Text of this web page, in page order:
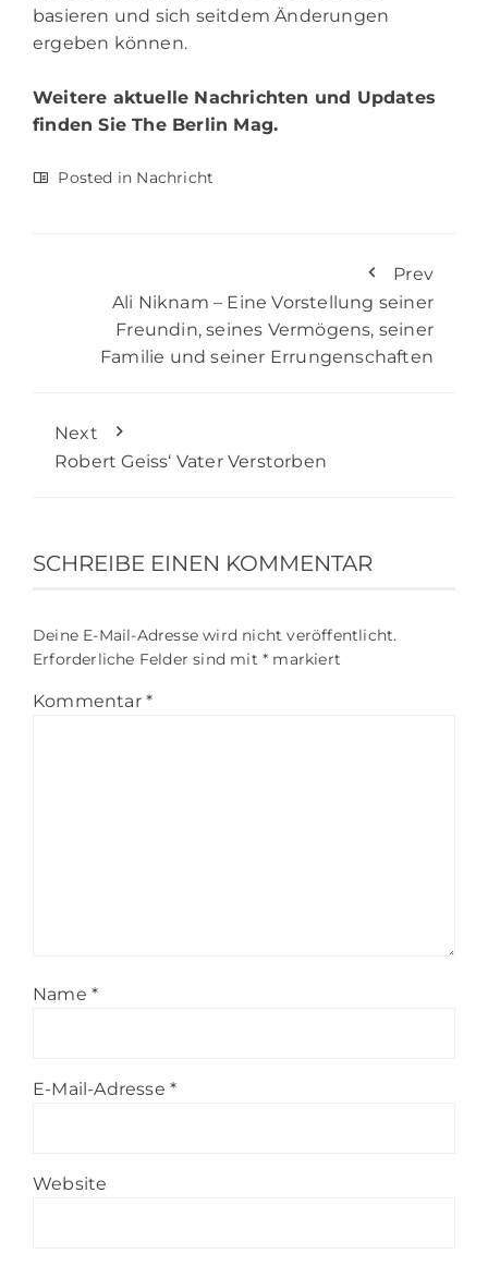
basieren und sich seitdem Änderungen
ergeben können.
Weitere aktuelle Nachrichten und Updates
finden SieThe Berlin Mag.
Posted in Nachricht
Prev
Ali Niknam – Eine Vorstellung seiner
Freundin, seines Vermögens, seiner
Familie und seiner Errungenschaften
Next
Robert Geiss‘ Vater Verstorben
SCHREIBE EINEN KOMMENTAR
Deine E-Mail-Adresse wird nicht veröffentlicht.
Erforderliche Felder sind mit * markiert
Kommentar *
Name *
E-Mail-Adresse *
Website